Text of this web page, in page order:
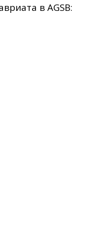
в AGSB: